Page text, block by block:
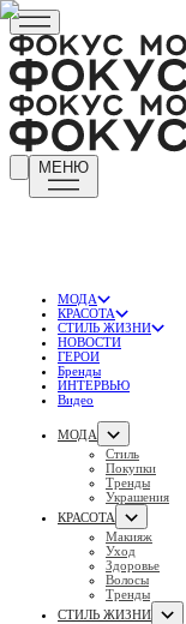
МЕНЮ
МОДА
КРАСОТА
СТИЛЬ ЖИЗНИ
НОВОСТИ
ГЕРОИ
Бренды
ИНТЕРВЬЮ
Видео
МОДА
Стиль
Покупки
Тренды
Украшения
КРАСОТА
Макияж
Уход
Здоровье
Волосы
Тренды
СТИЛЬ ЖИЗНИ